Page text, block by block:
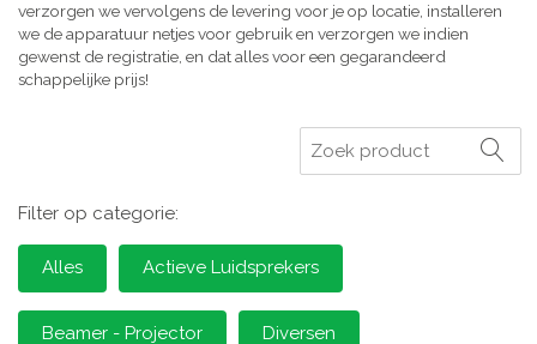
verzorgen we vervolgens de levering voor je op locatie, installeren
we de apparatuur netjes voor gebruik en verzorgen we indien
gewenst de registratie, en dat alles voor een gegarandeerd
schappelijke prijs!
Zoeken
Filter op categorie:
Alles Actieve Luidsprekers
Beamer - Projector Diversen